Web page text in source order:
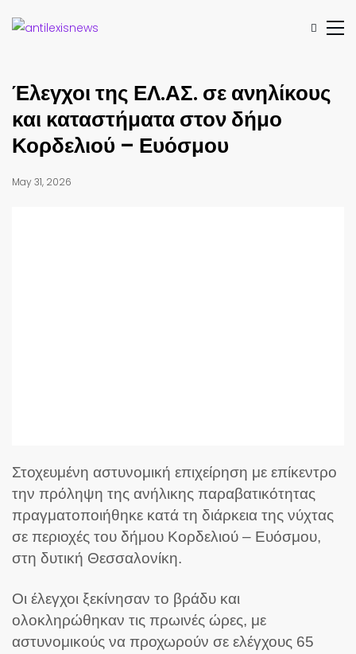
Έλεγχοι της ΕΛ.ΑΣ. σε ανηλίκους
και καταστήματα στον δήμο
Κορδελιού – Ευόσμου
May 31, 2026
Στοχευμένη αστυνομική επιχείρηση με επίκεντρο
την πρόληψη της ανήλικης παραβατικότητας
πραγματοποιήθηκε κατά τη διάρκεια της νύχτας
σε περιοχές του δήμου Κορδελιού – Ευόσμου,
στη δυτική Θεσσαλονίκη.
Οι έλεγχοι ξεκίνησαν το βράδυ και
ολοκληρώθηκαν τις πρωινές ώρες, με
αστυνομικούς να προχωρούν σε ελέγχους 65